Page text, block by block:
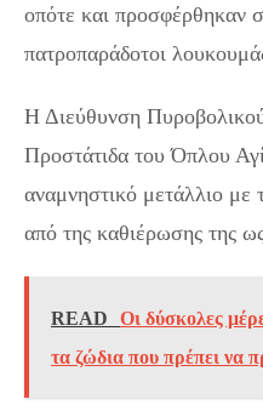
οπότε και προσφέρθηκαν
πατροπαράδοτοι
Η Διεύθυνση Πυροβολικού
Προστάτιδα του Όπλου
αναμνηστικό μετάλλιο με
από της καθιέρωσης της
READ
Οι δύσκολες
τα ζώδια που πρέπει να